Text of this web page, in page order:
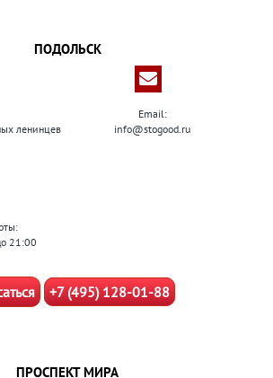
ПОДОЛЬСК
ленинцев
Email:
info@stogood.ru
21:00
+7 (495) 128-01-88
ПРОСПЕКТ МИРА